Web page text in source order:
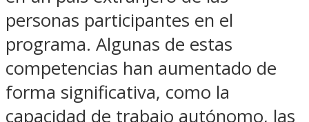
personas participantes en el
programa. Algunas de estas
competencias han aumentado de
forma significativa, como la
capacidad de trabajo autónomo, las